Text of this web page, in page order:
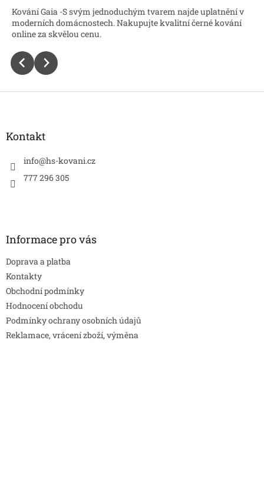
Kování Gaia -S svým jednoduchým tvarem najde uplatnění v
moderních domácnostech. Nakupujte kvalitní černé kování
online za skvělou cenu.
Z
Kontakt
info@hs-kovani.cz
777 296 305
Informace pro vás
Doprava a platba
Kontakty
Obchodní podmínky
Hodnocení obchodu
Podmínky ochrany osobních údajů
Reklamace, vrácení zboží, výměna